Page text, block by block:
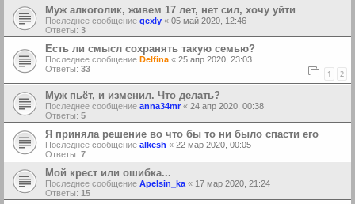
Муж алкоголик, живем 17 лет, нет сил, хочу уйти
Последнее сообщение gexly « 05 май 2020, 12:46
Ответы: 3
Есть ли смысл сохранять такую семью?
Последнее сообщение Delfina « 25 апр 2020, 23:03
Ответы: 33 1 2
Муж пьёт, и изменил. Что делать?
Последнее сообщение anna34mr « 24 апр 2020, 00:38
Ответы: 5
Я приняла решение во что бы то ни было спасти его
Последнее сообщение alkesh « 22 мар 2020, 00:05
Ответы: 7
Мой крест или ошибка...
Последнее сообщение Apelsin_ka « 17 мар 2020, 21:24
Ответы: 15